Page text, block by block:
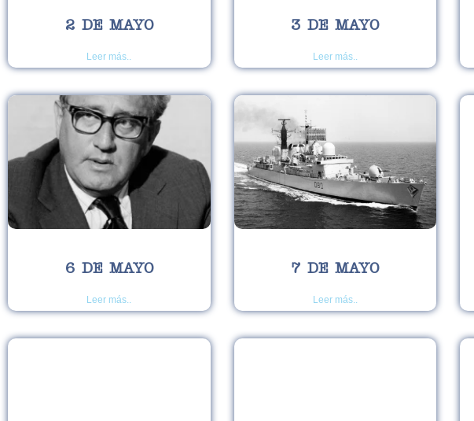
2 DE MAYO
Leer más..
3 DE MAYO
Leer más..
6 DE MAYO
Leer más..
7 DE MAYO
Leer más..